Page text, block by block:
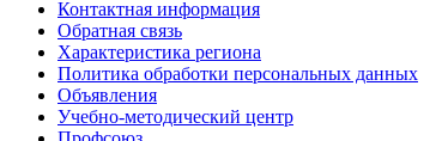
Контактная информация
Обратная связь
Характеристика региона
Политика обработки персональных данных
Oбъявления
Учебно-методический центр